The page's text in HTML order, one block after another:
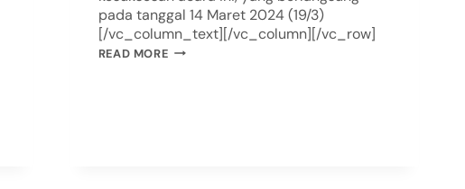
pada tanggal 14 Maret 2024 (19/3)
[/vc_column_text][/vc_column][/vc_row]
READ MORE